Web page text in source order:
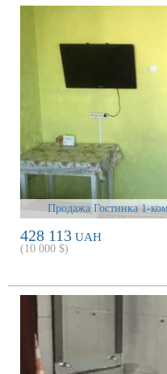
Продажа Гостинка 1-
428 113 UAH
(10 000 $)